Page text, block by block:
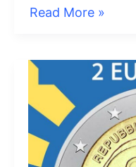
2
Ministero
della
Salute
Read More »